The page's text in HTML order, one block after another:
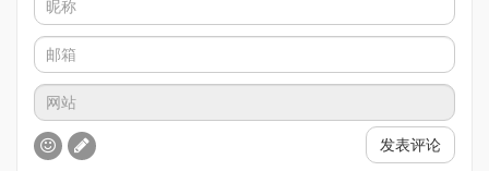
发表评论